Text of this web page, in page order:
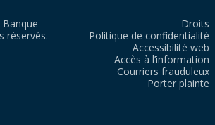
réservés.
Droits
Politique de confidentialité
Accessibilité web
Accès à l’information
Courriers frauduleux
Porter plainte